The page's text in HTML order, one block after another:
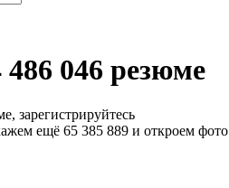
046 резюме
зарегистрируйтесь
ещё 65 385 889 и откроем фото